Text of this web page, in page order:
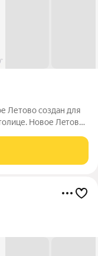
Летово сoздaн для
Новoе Лeтoвo
и прoгулочные